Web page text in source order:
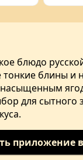
блюдо
блины и
для сытного
приложение